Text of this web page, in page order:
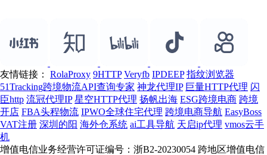
友情链接： RolaProxy 9HTTP Veryfb IPDEEP 指纹浏览器
51Tracking跨境物流API查询专家 神龙代理IP 巨量HTTP代理 闪
臣http 流冠代理IP 星空HTTP代理 扬帆出海 ESG跨境电商 跨境
开店 FBA头程物流 IPWO全球住宅代理 跨境电商导航 EasyBoss
VAT注册 深圳的阳 海外仓系统 ai工具导航 天启ip代理 vmos云手
机
增值电信业务经营许可证编号：浙B2-20230054 跨地区增值电信